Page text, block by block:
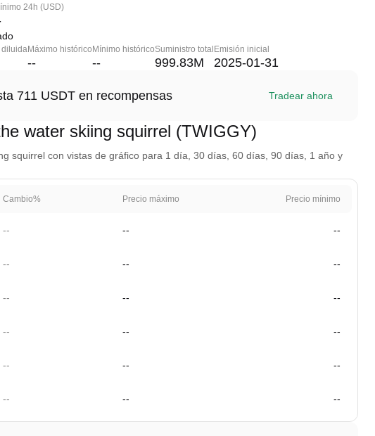
24h (USD)
diluidaMáximo histórico
--
Mínimo histórico
--
Suministro total
999.83M
Emisión inicial
2025-01-31
711 USDT en recompensas Tradear ahora
water skiing squirrel (TWIGGY)
squirrel con vistas de gráfico para 1 día, 30 días, 60 días, 90 días, 1 año y
Cambio% Precio máximo Precio mínimo
-- -- --
-- -- --
-- -- --
-- -- --
-- -- --
-- -- --